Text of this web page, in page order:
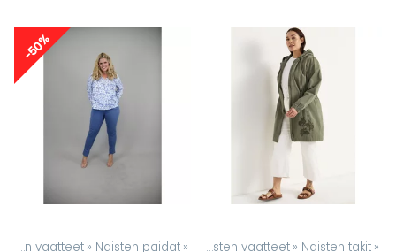
-50%
Naisten vaatteet ‪» Naisten paidat ‪»
Tuotteet ‪» Naisten vaatteet ‪» Naisten takit ‪»